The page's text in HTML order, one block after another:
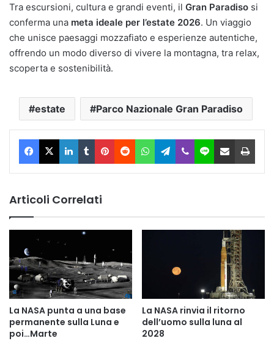
Tra escursioni, cultura e grandi eventi, il Gran Paradiso si
conferma una meta ideale per l’estate 2026. Un viaggio
che unisce paesaggi mozzafiato e esperienze autentiche,
offrendo un modo diverso di vivere la montagna, tra relax,
scoperta e sostenibilità.
estate Parco Nazionale Gran Paradiso
Facebook
X LinkedIn
TumblrPinterest
RedditWhatsAppTelegram
ViberLine Condividi via Email
Articoli Correlati
La NASA punta a una base
permanente sulla Luna e
poi…Marte
La NASA rinvia il ritorno
dell’uomo sulla luna al
2028